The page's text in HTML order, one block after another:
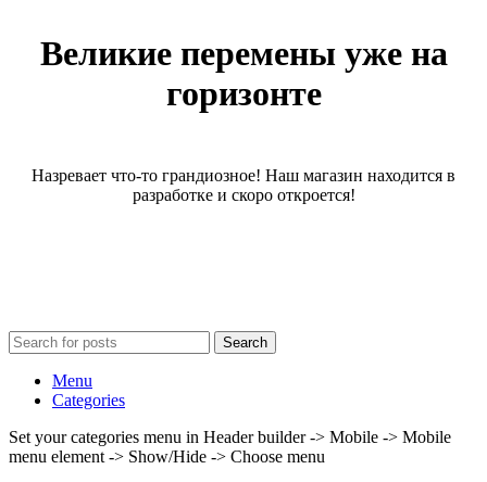
Великие перемены уже на
горизонте
Назревает что-то грандиозное! Наш магазин находится в
разработке и скоро откроется!
Search
Menu
Categories
Set your categories menu in Header builder -> Mobile -> Mobile
menu element -> Show/Hide -> Choose menu